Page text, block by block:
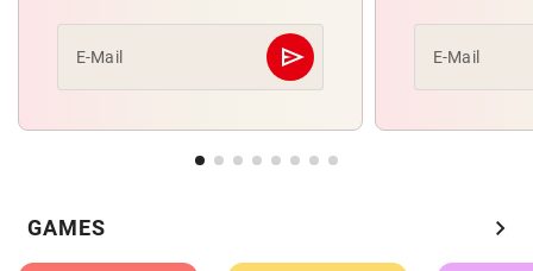
E-Mail send
Abschicken E-Mail
GAMES chevron_right